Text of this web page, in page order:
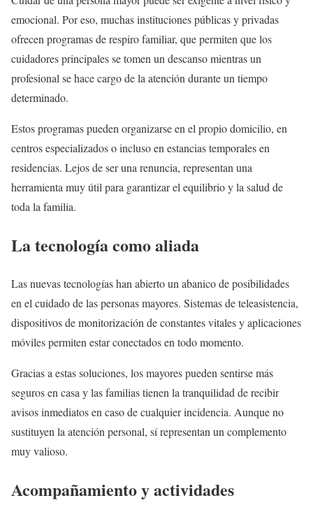
emocional. Por eso, muchas instituciones públicas y privadas
ofrecen programas de respiro familiar, que permiten que los
cuidadores principales se tomen un descanso mientras un
profesional se hace cargo de la atención durante un tiempo
determinado.
Estos programas pueden organizarse en el propio domicilio, en
centros especializados o incluso en estancias temporales en
residencias. Lejos de ser una renuncia, representan una
herramienta muy útil para garantizar el equilibrio y la salud de
toda la familia.
La tecnología como aliada
Las nuevas tecnologías han abierto un abanico de posibilidades
en el cuidado de las personas mayores. Sistemas de teleasistencia,
dispositivos de monitorización de constantes vitales y aplicaciones
móviles permiten estar conectados en todo momento.
Gracias a estas soluciones, los mayores pueden sentirse más
seguros en casa y las familias tienen la tranquilidad de recibir
avisos inmediatos en caso de cualquier incidencia. Aunque no
sustituyen la atención personal, sí representan un complemento
muy valioso.
Acompañamiento y actividades